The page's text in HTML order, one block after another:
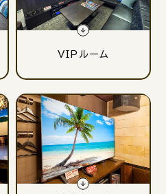
VIPルーム